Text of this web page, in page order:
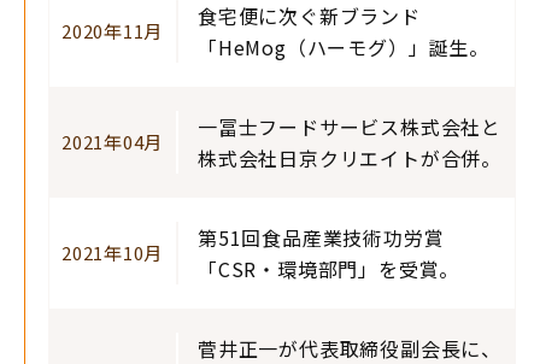
2020年11月
食宅便に次ぐ新ブランド
「HeMog（ハーモグ）」誕生。
2021年04月
一冨士フードサービス株式会社と
株式会社日京クリエイトが合併。
2021年10月
第51回食品産業技術功労賞
「CSR・環境部門」を受賞。
菅井正一が代表取締役副会長に、